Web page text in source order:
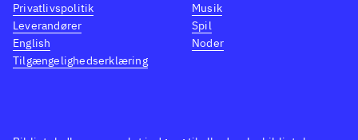
Privatlivspolitik
Leverandører
English
Tilgængelighedserklæring
Musik
Spil
Noder